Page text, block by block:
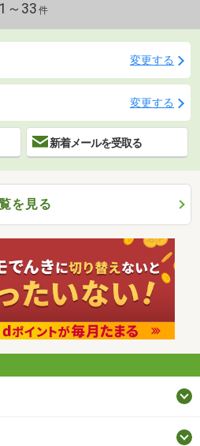
1～33 件
変更する
変更する
新着メールを受取る
を見る